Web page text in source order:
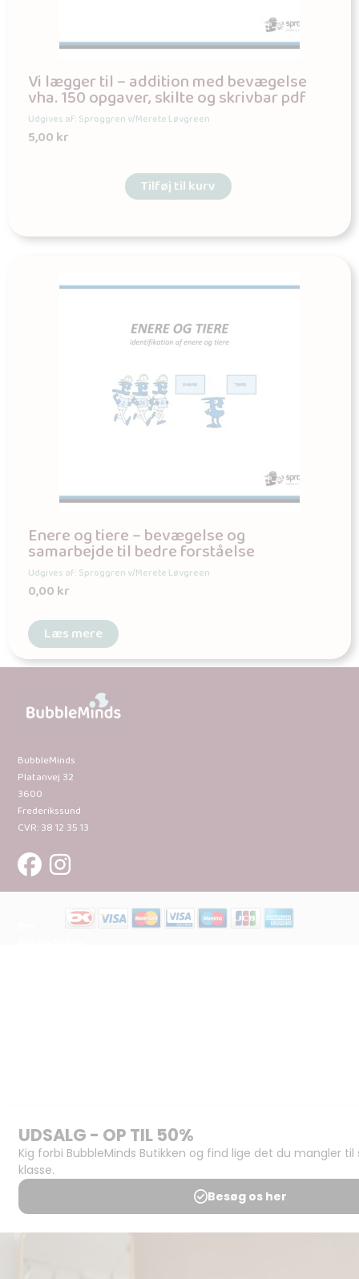
Vi lægger til – addition med bevægelse
vha. 150 opgaver, skilte og skrivbar pdf
Udgives af: Sproggren v/Merete Løvgreen
5,00kr
Tilføj til kurv
Enere og tiere – bevægelse og
samarbejde til bedre forståelse
Udgives af: Sproggren v/Merete Løvgreen
0,00kr
Læs mere
BubbleMinds
Platanvej 32
3600
Frederikssund
CVR: 38 12 35 13
Support og
juridisk:
Spørgsmål og
svar
Medlemsbetingelser
Handels- og